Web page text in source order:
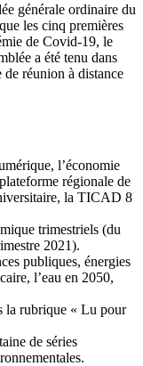
générale ordinaire du
les cinq premières
de Covid-19, le
a été tenu dans
de réunion à distance
l’économie
régionale de
la TICAD 8
trimestriels (du
2021).
publiques, énergies
l’eau en 2050,
la rubrique « Lu pour
de séries